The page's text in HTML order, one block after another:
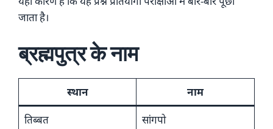
जाता है।
ब्रह्मपुत्र के नाम
स्थान
नाम
तिब्बत
सांगपो